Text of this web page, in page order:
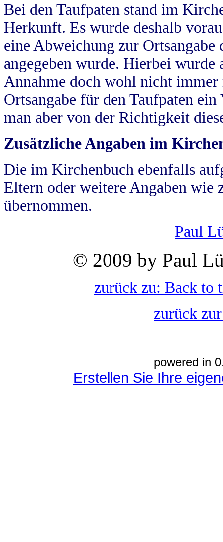
Bei den Taufpaten stand im
Herkunft. Es wurde deshalb
eine Abweichung zur
angegeben wurde. Hierbei wurde
Annahme doch wohl nicht
Ortsangabe für den Taufpaten
man aber von der Richtigkeit
Zusätzliche Angaben im
Die im Kirchenbuch ebenfalls
Eltern oder weitere Angaben wie
übernommen.
Paul
© 2009 by Paul
zurück zu: Back to
zurück
powered in
Erstellen Sie Ihre